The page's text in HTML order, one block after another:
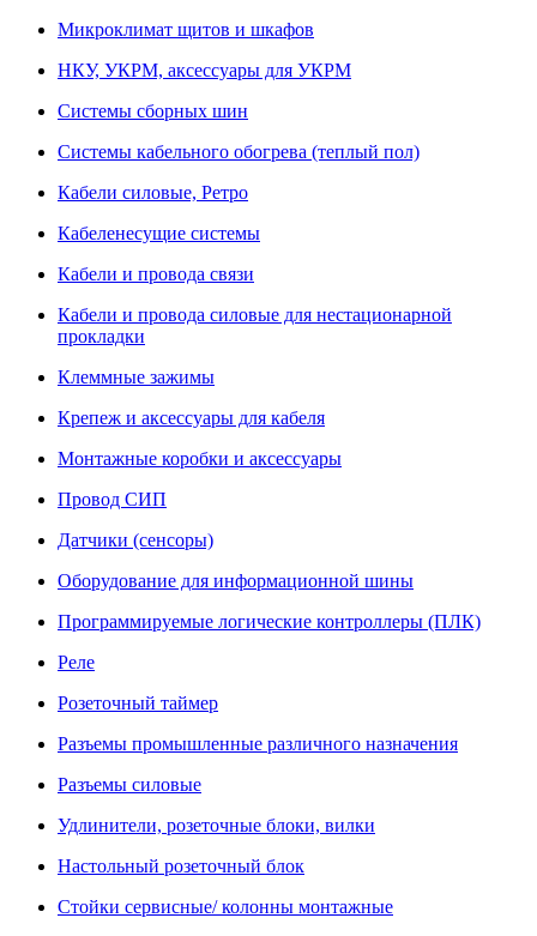
Микроклимат щитов и шкафов
НКУ, УКРМ, аксессуары для УКРМ
Системы сборных шин
Системы кабельного обогрева (теплый пол)
Кабели силовые, Ретро
Кабеленесущие системы
Кабели и провода связи
Кабели и провода силовые для нестационарной
прокладки
Клеммные зажимы
Крепеж и аксессуары для кабеля
Монтажные коробки и аксессуары
Провод СИП
Датчики (сенсоры)
Оборудование для информационной шины
Программируемые логические контроллеры (ПЛК)
Реле
Розеточный таймер
Разъемы промышленные различного назначения
Разъемы силовые
Удлинители, розеточные блоки, вилки
Настольный розеточный блок
Стойки сервисные/ колонны монтажные